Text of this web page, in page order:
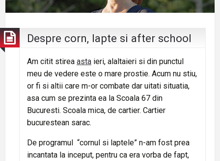
Despre corn, lapte si after school
Am citit stirea asta ieri, alaltaieri si din punctul
meu de vedere este o mare prostie. Acum nu stiu,
or fi si altii care m-or combate dar uitati situatia,
asa cum se prezinta ea la Scoala 67 din
Bucuresti. Scoala mica, de cartier. Cartier
bucurestean sarac.
De programul “cornul si laptele” n-am fost prea
incantata la inceput, pentru ca era vorba de fapt,